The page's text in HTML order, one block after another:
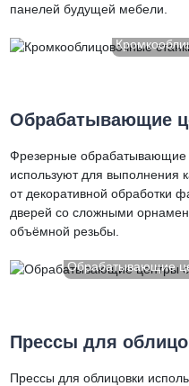
панелей будущей мебели.
Обрабатывающие
Фрезерные
используют для выполнения
от декоративной обработки
дверей со сложными
объёмной резьбы.
Обрабатывающие
Прессы для
Прессы для облицовки